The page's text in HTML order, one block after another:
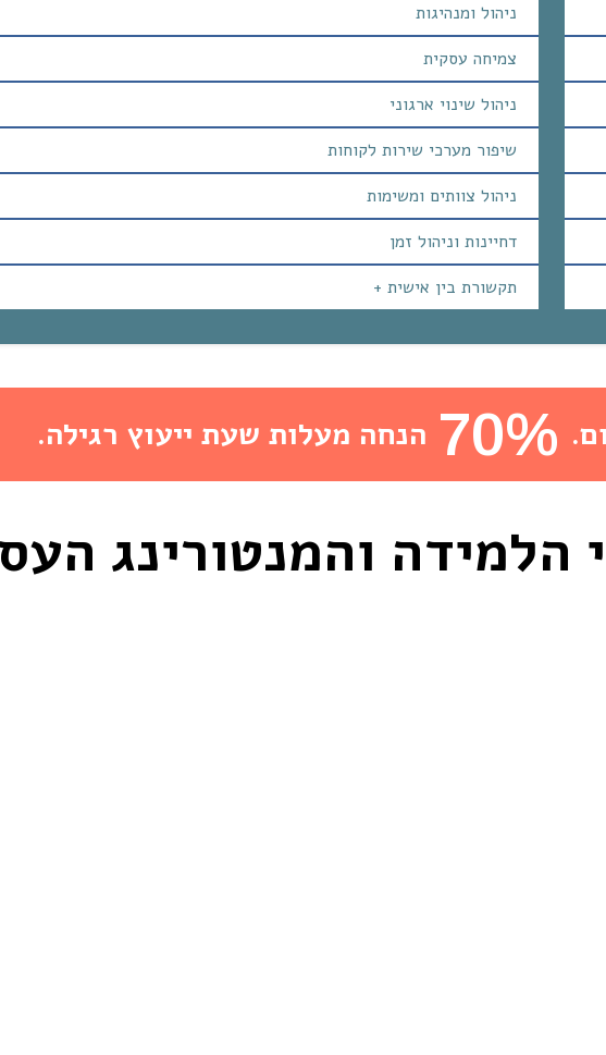
ניהול ומנהיגות
צמיחה עסקית
ניהול שינוי ארגוני
שיפור מערכי שירות לקוחות
ניהול צוותים ומשימות
דחיינות וניהול זמן
תקשורת בין אישית +
70% הנחה מעלות שעת ייעוץ רגילה.
הלמידה והמנטורינג